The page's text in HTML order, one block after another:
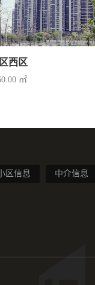
西区
㎡
区信息 中介信息